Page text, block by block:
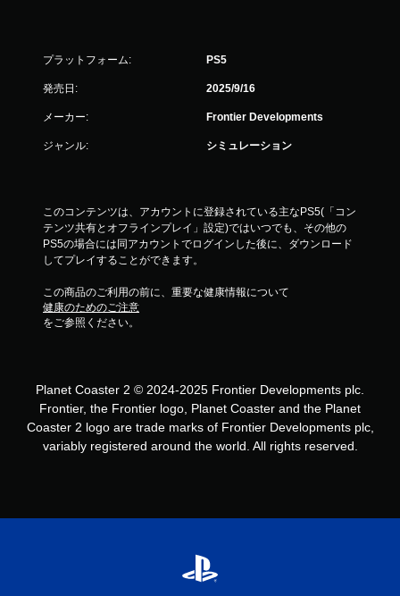
プラットフォーム: PS5
発売日: 2025/9/16
メーカー: Frontier Developments
ジャンル: シミュレーション
このコンテンツは、アカウントに登録されている主なPS5(「コン
テンツ共有とオフラインプレイ」設定)ではいつでも、その他の
PS5の場合には同アカウントでログインした後に、ダウンロード
してプレイすることができます。
この商品のご利用の前に、重要な健康情報について
健康のためのご注意
をご参照ください。
Planet Coaster 2 © 2024-2025 Frontier Developments plc.
Frontier, the Frontier logo, Planet Coaster and the Planet
Coaster 2 logo are trade marks of Frontier Developments plc,
variably registered around the world. All rights reserved.